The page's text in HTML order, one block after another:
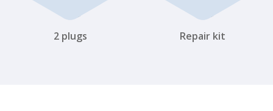
2 plugs Repair kit